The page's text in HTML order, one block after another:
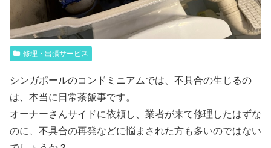
修理・出張サービス
シンガポールのコンドミニアムでは、不具合の生じるの
は、本当に日常茶飯事です。
オーナーさんサイドに依頼し、業者が来て修理したはずな
のに、不具合の再発などに悩まされた方も多いのではない